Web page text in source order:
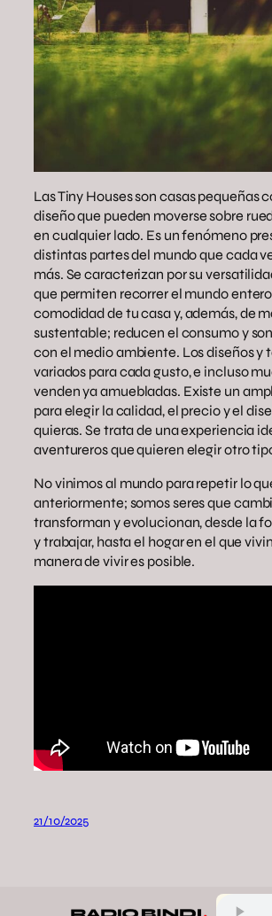
Las Tiny Houses son casas pequeñas
diseño que pueden moverse sobre
en cualquier lado. Es un fenómeno
distintas partes del mundo que cada
más. Se caracterizan por su
que permiten recorrer el mundo
comodidad de tu casa y, además, de
sustentable; reducen el consumo y
con el medio ambiente. Los diseños y
variados para cada gusto, e incluso
venden ya amuebladas. Existe un
para elegir la calidad, el precio y el
quieras. Se trata de una experiencia
aventureros que quieren elegir otro
No vinimos al mundo para repetir lo
anteriormente; somos seres que
transforman y evolucionan, desde la
y trabajar, hasta el hogar en el que
manera de vivir es posible.
21/10/2025